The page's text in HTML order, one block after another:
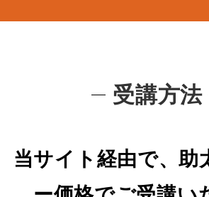
受講方法
当サイト経由で、助